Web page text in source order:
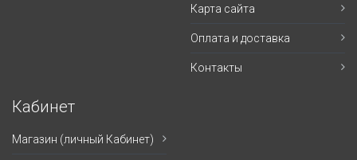
Карта сайта
Оплата и доставка
Контакты
Кабинет
Магазин (личный Кабинет)